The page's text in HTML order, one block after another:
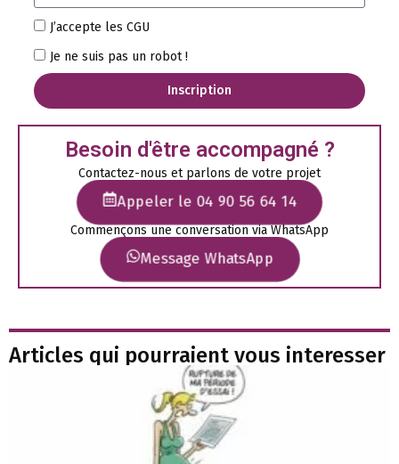
J’accepte les CGU
Je ne suis pas un robot !
Inscription
Besoin d'être accompagné ?
Contactez-nous et parlons de votre projet
Appeler le 04 90 56 64 14
Commençons une conversation via WhatsApp
Message WhatsApp
Articles qui pourraient vous interesser